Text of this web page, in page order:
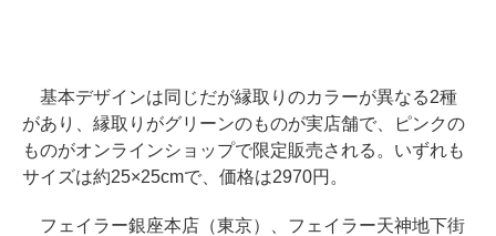
基本デザインは同じだが縁取りのカラーが異なる2種
があり、縁取りがグリーンのものが実店舗で、ピンクの
ものがオンラインショップで限定販売される。いずれも
サイズは約25×25cmで、価格は2970円。
フェイラー銀座本店（東京）、フェイラー天神地下街